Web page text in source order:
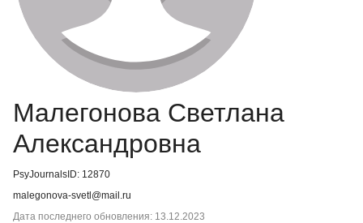
Малегонова Светлана
Александровна
PsyJournalsID: 12870
malegonova-svetl@mail.ru
Дата последнего обновления: 13.12.2023